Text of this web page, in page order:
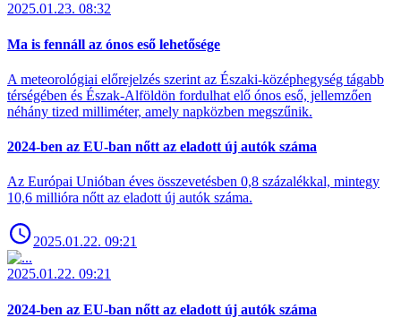
2025.01.23. 08:32
Ma is fennáll az ónos eső lehetősége
A meteorológiai előrejelzés szerint az Északi-középhegység tágabb
térségében és Észak-Alföldön fordulhat elő ónos eső, jellemzően
néhány tized milliméter, amely napközben megszűnik.
2024-ben az EU-ban nőtt az eladott új autók száma
Az Európai Unióban éves összevetésben 0,8 százalékkal, mintegy
10,6 millióra nőtt az eladott új autók száma.
2025.01.22. 09:21
2025.01.22. 09:21
2024-ben az EU-ban nőtt az eladott új autók száma